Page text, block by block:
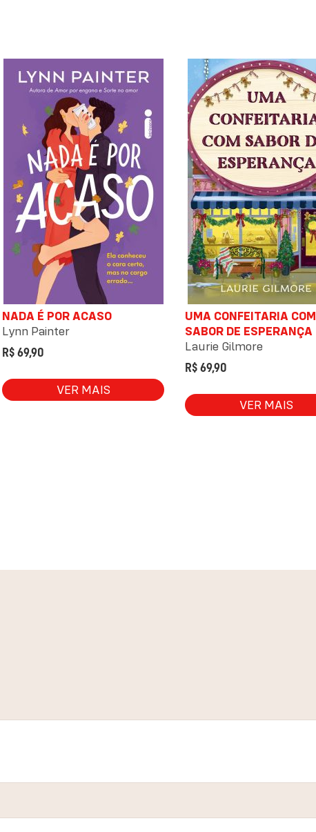
NADA É POR ACASO
Lynn Painter
R$ 69,90
VER MAIS
UMA CONFEITARIA COM
SABOR DE ESPERANÇA
Laurie Gilmore
R$ 69,90
VER MAIS